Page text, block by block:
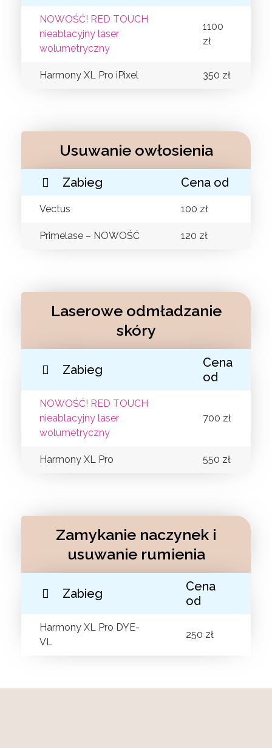
NOWOŚĆ! RED TOUCH
nieablacyjny laser
wolumetryczny
1100
zł
Harmony XL Pro iPixel 350 zł
Usuwanie owłosienia
Zabieg Cena od
Vectus 100 zł
Primelase – NOWOŚĆ 120 zł
Laserowe odmładzanie
skóry
Zabieg
Cena
od
NOWOŚĆ! RED TOUCH
nieablacyjny laser
wolumetryczny
700 zł
Harmony XL Pro 550 zł
Zamykanie naczynek i
usuwanie rumienia
Zabieg
Cena
od
Harmony XL Pro DYE-
VL
250 zł